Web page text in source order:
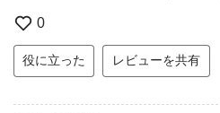
0
役に立った レビューを共有